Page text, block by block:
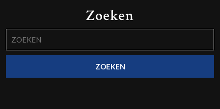
Zoeken
naar: